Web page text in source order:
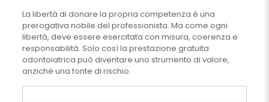
La libertà di donare la propria competenza è una
prerogativa nobile del professionista. Ma come ogni
libertà, deve essere esercitata con misura, coerenza e
responsabilità. Solo così la prestazione gratuita
odontoiatrica può diventare uno strumento di valore,
anziché una fonte di rischio.